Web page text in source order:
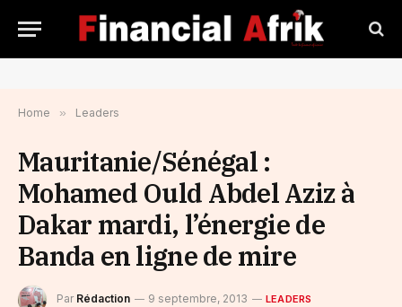
Home » Leaders
Mauritanie/Sénégal :
Mohamed Ould Abdel Aziz à
Dakar mardi, l’énergie de
Banda en ligne de mire
Par Rédaction 9 septembre, 2013 LEADERS